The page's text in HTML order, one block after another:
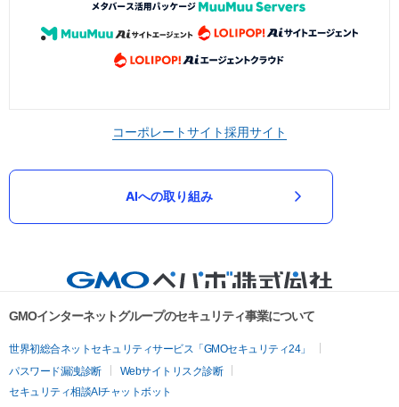
コーポレートサイト採用サイト
AIへの取り組み
GMOインターネットグループのセキュリティ事業について
世界初総合ネットセキュリティサービス「GMOセキュリティ24」
パスワード漏洩診断
Webサイトリスク診断
セキュリティ相談AIチャットボット